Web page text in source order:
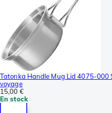
Tatonka Handle Mug Lid 4075-000
voyage
15,00 €
En stock